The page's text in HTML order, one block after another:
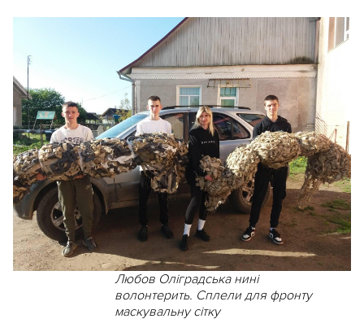
Любов Оліградська нині
волонтерить. Сплели для фронту
маскувальну сітку